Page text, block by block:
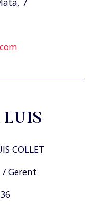
LUIS
COLLET
Gerent